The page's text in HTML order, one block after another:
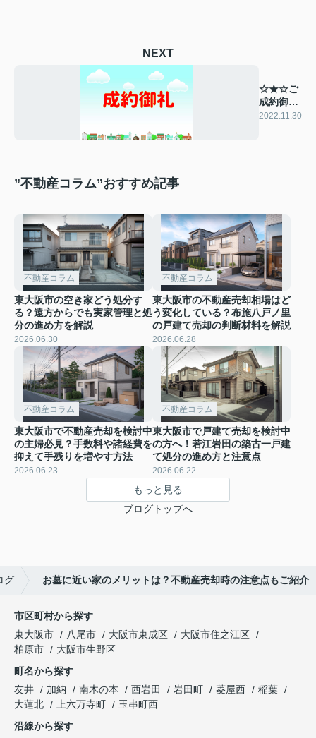
NEXT
☆★☆ご
成約御礼
☆★☆
2022.11.30
”不動産コラム”おすすめ記事
不動産コラム
東大阪市の空き家どう処分す
る？遠方からでも実家管理と処
分の進め方を解説
2026.06.30
不動産コラム
東大阪市の不動産売却相場はど
う変化している？布施八戸ノ里
の戸建て売却の判断材料を解説
2026.06.28
不動産コラム
東大阪市で不動産売却を検討中
の主婦必見？手数料や諸経費を
抑えて手残りを増やす方法
2026.06.23
不動産コラム
東大阪市で戸建て売却を検討中
の方へ！若江岩田の築古一戸建
て処分の進め方と注意点
2026.06.22
もっと見る
ブログトップへ
グ お墓に近い家のメリットは？不動産売却時の注意点もご紹介
市区町村から探す
東大阪市
八尾市 大阪市東成区
大阪市住之江区
柏原市
大阪市生野区
町名から探す
友井
加納 南木の本 西岩田 岩田町 菱屋西
稲葉
大蓮北
上六万寺町
玉串町西
沿線から探す